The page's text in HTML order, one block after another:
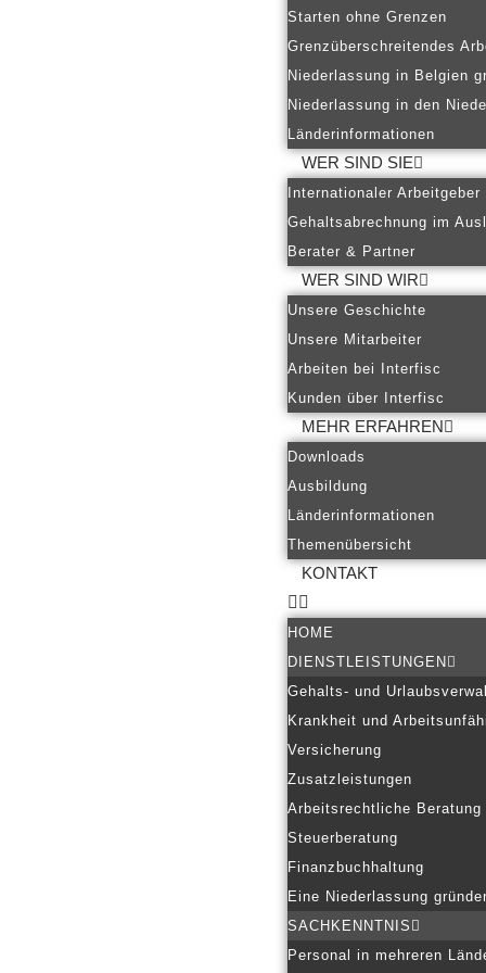
Starten ohne Grenzen
Grenzüberschreitendes
Niederlassung in Belgien
Niederlassung in den
Länderinformationen
WER SIND SIE
Internationaler Arbeitgeber
Gehaltsabrechnung im
Berater & Partner
WER SIND WIR
Unsere Geschichte
Unsere Mitarbeiter
Arbeiten bei Interfisc
Kunden über Interfisc
MEHR ERFAHREN
Downloads
Ausbildung
Länderinformationen
Themenübersicht
KONTAKT
HOME
DIENSTLEISTUNGEN
Gehalts- und
Krankheit und
Versicherung
Zusatzleistungen
Arbeitsrechtliche Beratung
Steuerberatung
Finanzbuchhaltung
Eine Niederlassung
SACHKENNTNIS
Personal in mehreren